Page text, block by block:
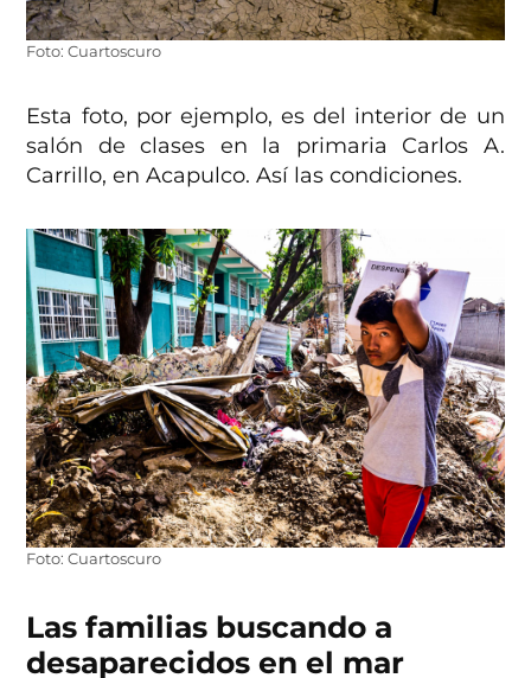
Foto: Cuartoscuro
Esta foto, por ejemplo, es del interior de un
salón de clases en la primaria Carlos A.
Carrillo, en Acapulco. Así las condiciones.
Foto: Cuartoscuro
Las familias buscando a
desaparecidos en el mar